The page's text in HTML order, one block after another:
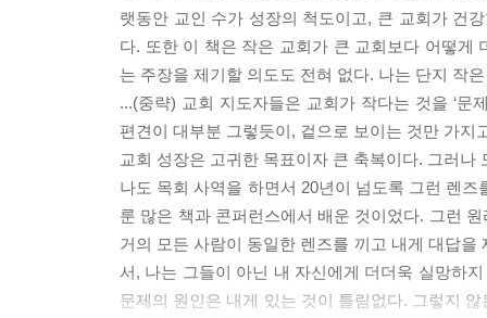
랫동안 교인 수가 성장의 척도이고, 큰 교회가 건
다. 또한 이 책은 작은 교회가 큰 교회보다 어떻게
는 주장을 제기할 의도도 전혀 없다. 나는 단지 작
...(중략) 교회 지도자들은 교회가 작다는 것을 ‘
편견이 대부분 그렇듯이, 겉으로 보이는 것만 가
교회 성장은 고귀한 목표이자 큰 축복이다. 그러
나도 목회 사역을 하면서 20년이 넘도록 그런 렌
룬 많은 책과 콘퍼런스에서 배운 것이었다. 그런
거의 모든 사람이 동일한 렌즈를 끼고 내게 대답을
서, 나는 그들이 아닌 내 자신에게 더더욱 실망하
문제의 원인은 내게 있는 것이 틀림없다. 그렇지